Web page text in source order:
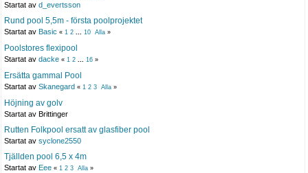
Startat av d_evertsson
Rund pool 5,5m - första poolprojektet
Startat av Basic « 1 2 ... 10 Alla »
Poolstores flexipool
Startat av dacke « 1 2 ... 16 »
Ersätta gammal Pool
Startat av Skanegard « 1 2 3 Alla »
Höjning av golv
Startat av Brittinger
Rutten Folkpool ersatt av glasfiber pool
Startat av syclone2550
Tjällden pool 6,5 x 4m
Startat av Eee « 1 2 3 Alla »